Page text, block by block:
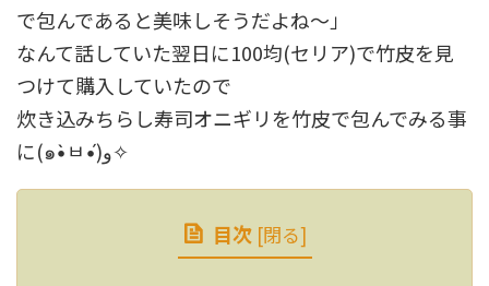
で包んであると美味しそうだよね～」
なんて話していた翌日に100均(セリア)で竹皮を見
つけて購入していたので
炊き込みちらし寿司オニギリを竹皮で包んでみる事
に(๑•̀ㅂ•́)و✧
目次 [閉る]